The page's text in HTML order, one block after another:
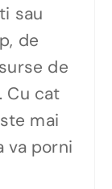
sau
de
de
Cu cat
mai
va porni